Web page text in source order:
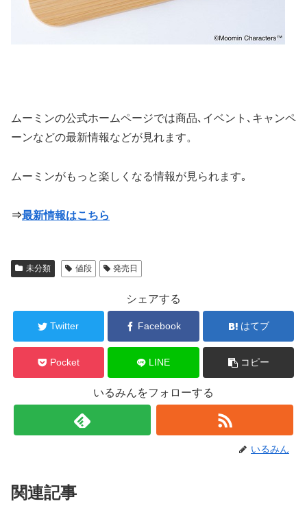
ムーミンの公式ホームページでは商品､イベント､キャンペ
ーンなどの最新情報などが見れます。
ムーミンがもっと楽しくなる情報が見られます｡
⇒最新情報はこちら
未分類 値段 発売日
シェアする
Twitter Facebook はてブ
Pocket LINE コピー
いるみんをフォローする
いるみん
関連記事